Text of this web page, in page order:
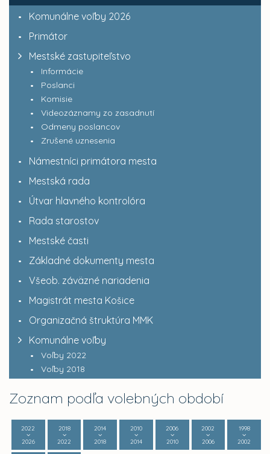
Komunálne voľby 2026
Primátor
Mestské zastupiteľstvo
Informácie
Poslanci
Komisie
Videozáznamy zo zasadnutí
Odmeny poslancov
Zrušené uznesenia
Námestníci primátora mesta
Mestská rada
Útvar hlavného kontrolóra
Rada starostov
Mestské časti
Základné dokumenty mesta
Všeob. záväzné nariadenia
Magistrát mesta Košice
Organizačná štruktúra MMK
Komunálne voľby
Voľby 2022
Voľby 2018
Zoznam podľa volebných období
2022
2026
2018
2022
2014
2018
2010
2014
2006
2010
2002
2006
1998
2002